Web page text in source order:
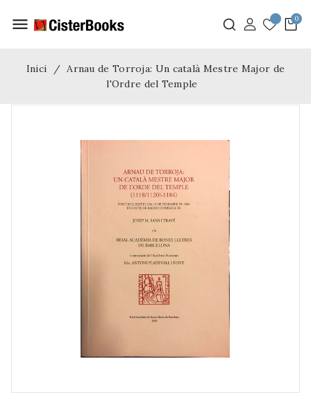
menu
Inici
Arnau de Torroja: Un català Mestre Major de
l'Ordre del Temple